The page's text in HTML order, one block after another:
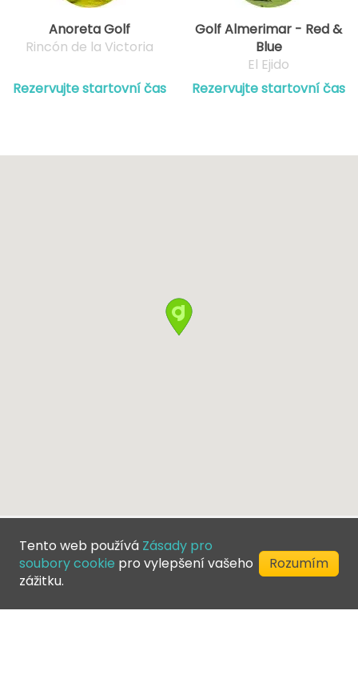
Anoreta Golf
Rincón de la Victoria
Rezervujte startovní čas
Golf Almerimar - Red &
Blue
El Ejido
Rezervujte startovní čas
Všechna práva vyhrazena
Tento web používá Zásady pro
soubory cookie pro vylepšení vašeho
zážitku.
Rozumím